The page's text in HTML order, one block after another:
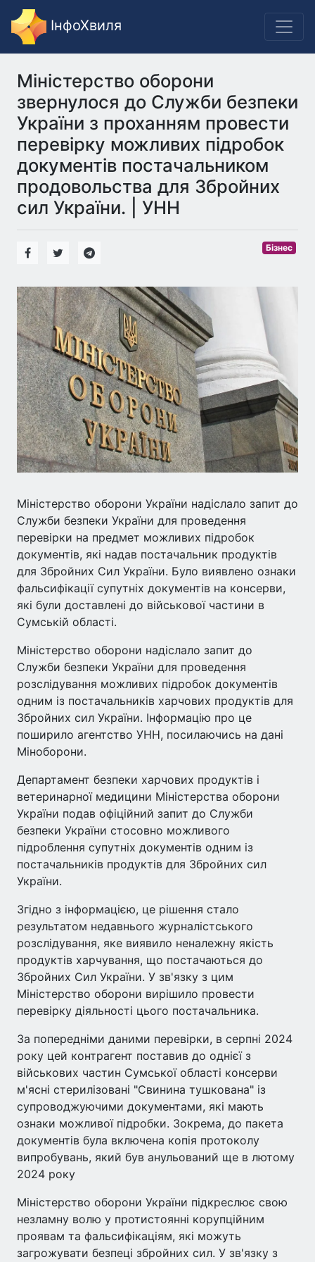
ІнфоХвиля
Міністерство оборони
звернулося до Служби безпеки
України з проханням провести
перевірку можливих підробок
документів постачальником
продовольства для Збройних
сил України. | УНН
Бізнес
Міністерство оборони України надіслало запит до
Служби безпеки України для проведення
перевірки на предмет можливих підробок
документів, які надав постачальник продуктів
для Збройних Сил України. Було виявлено ознаки
фальсифікації супутніх документів на консерви,
які були доставлені до військової частини в
Сумській області.
Міністерство оборони надіслало запит до
Служби безпеки України для проведення
розслідування можливих підробок документів
одним із постачальників харчових продуктів для
Збройних сил України. Інформацію про це
поширило агентство УНН, посилаючись на дані
Міноборони.
Департамент безпеки харчових продуктів і
ветеринарної медицини Міністерства оборони
України подав офіційний запит до Служби
безпеки України стосовно можливого
підроблення супутніх документів одним із
постачальників продуктів для Збройних сил
України.
Згідно з інформацією, це рішення стало
результатом недавнього журналістського
розслідування, яке виявило неналежну якість
продуктів харчування, що постачаються до
Збройних Сил України. У зв'язку з цим
Міністерство оборони вирішило провести
перевірку діяльності цього постачальника.
За попередніми даними перевірки, в серпні 2024
року цей контрагент поставив до однієї з
військових частин Сумської області консерви
м'ясні стерилізовані "Свинина тушкована" із
супроводжуючими документами, які мають
ознаки можливої підробки. Зокрема, до пакета
документів була включена копія протоколу
випробувань, який був анульований ще в лютому
2024 року
Міністерство оборони України підкреслює свою
незламну волю у протистоянні корупційним
проявам та фальсифікаціям, які можуть
загрожувати безпеці збройних сил. У зв'язку з